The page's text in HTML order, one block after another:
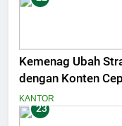
Kemenag Ubah
dengan Konten
KANTOR
23